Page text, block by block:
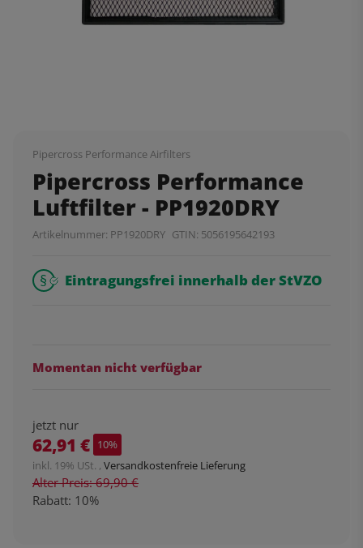
Pipercross Performance Airfilters
Pipercross Performance
Luftfilter - PP1920DRY
Artikelnummer: PP1920DRY GTIN: 5056195642193
Eintragungsfrei innerhalb der StVZO
Momentan nicht verfügbar
jetzt nur
62,91 € 10%
inkl. 19% USt. , Versandkostenfreie Lieferung
Alter Preis: 69,90 €
Rabatt: 10%